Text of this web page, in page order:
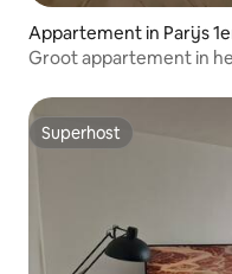
Appartement in Parijs
Groot appartement in
Superhost
Superhost